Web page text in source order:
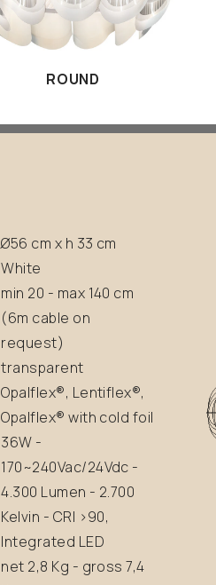
ROUND
Ø56 cm x h 33 cm
White
min 20 - max 140 cm
(6m cable on
request)
transparent
Opalflex®, Lentiflex®,
Opalflex® with cold foil
36W -
170~240Vac/24Vdc -
4.300 Lumen - 2.700
Kelvin - CRI >90,
Integrated LED
net 2,8 Kg - gross 7,4